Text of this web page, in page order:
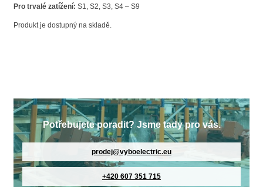
Pro trvalé zatížení: S1, S2, S3, S4 – S9
Produkt je dostupný na skladě.
Potřebujete poradit? Jsme tady pro vás.
prodej@vyboelectric.eu
+420 607 351 715